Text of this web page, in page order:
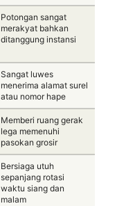
Potongan sangat
merakyat bahkan
ditanggung instansi
Sangat luwes
menerima alamat surel
atau nomor hape
Memberi ruang gerak
lega memenuhi
pasokan grosir
Bersiaga utuh
sepanjang rotasi
waktu siang dan
malam